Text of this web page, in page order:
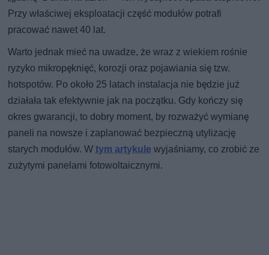
Przy właściwej eksploatacji część modułów potrafi
pracować nawet 40 lat.
Warto jednak mieć na uwadze, że wraz z wiekiem rośnie
ryzyko mikropęknięć, korozji oraz pojawiania się tzw.
hotspotów. Po około 25 latach instalacja nie będzie już
działała tak efektywnie jak na początku. Gdy kończy się
okres gwarancji, to dobry moment, by rozważyć wymianę
paneli na nowsze i zaplanować bezpieczną utylizację
starych modułów. Wtym artykule wyjaśniamy, co zrobić ze
zużytymi panelami fotowoltaicznymi.